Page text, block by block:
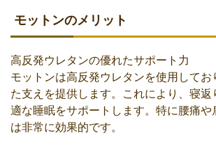
モットンのメリット
高反発ウレタンの優れたサポート力
モットンは高反発ウレタンを使用してお
た支えを提供します。これにより、寝
適な睡眠をサポートします。特に腰痛や
は非常に効果的です。